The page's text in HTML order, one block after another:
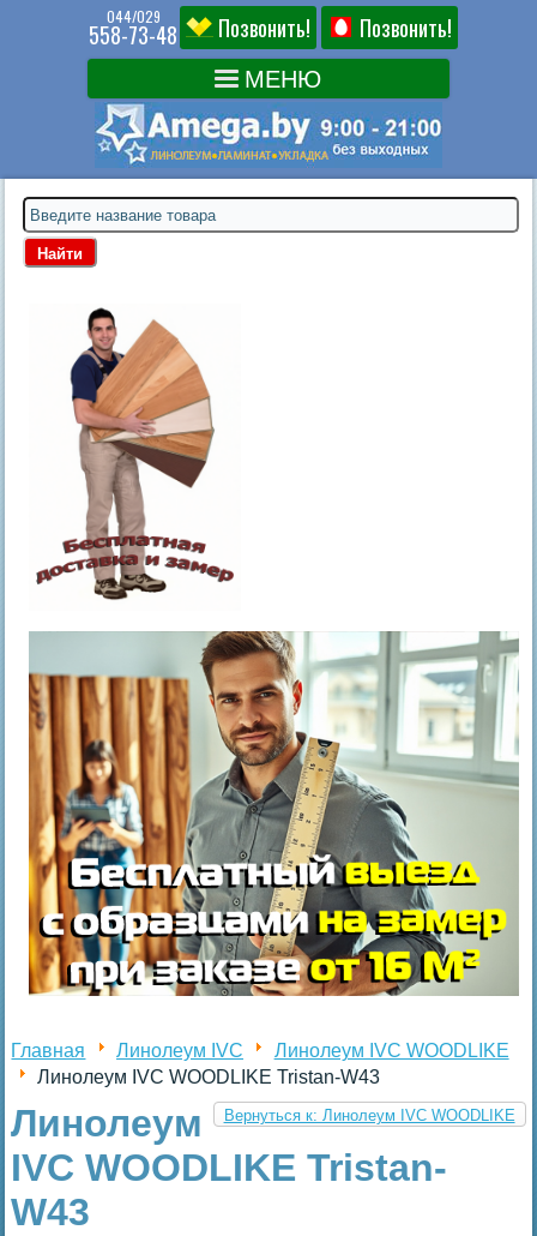
044/029
558-73-48 Позвонить! Позвонить!
Главная Линолеум IVC
Линолеум IVC WOODLIKE
Линолеум IVC WOODLIKE Tristan-W43
Вернуться к: Линолеум IVC WOODLIKE
Линолеум
IVC WOODLIKE Tristan-
W43